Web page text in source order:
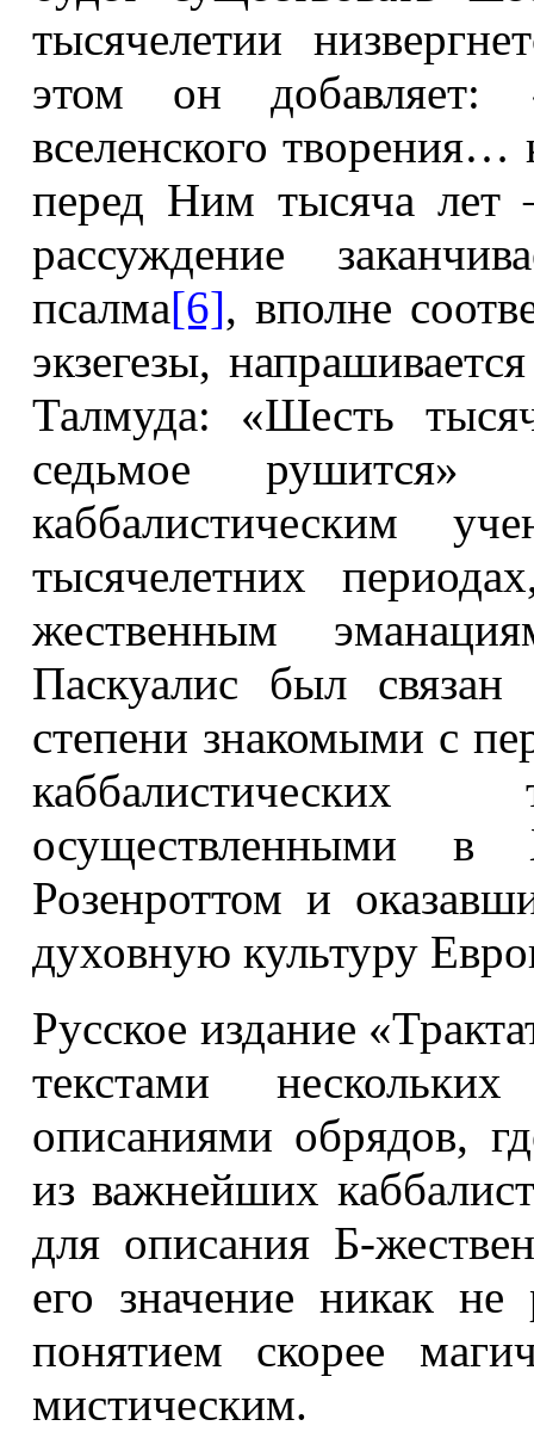
тысячелетии
этом он
вселенского
перед Ним тысяча лет
рассуждение
псалма[6], вполне
экзегезы,
Талмуда: «Шесть
седьмое
каббалистическим
тысячелетних
жественным
Паскуалис был
степени знакомыми с
осуществленными
Розенроттом и
духовную культуру
Русское издание
текстами
описаниями обрядов,
из важнейших
для описания Б-
его значение никак не
понятием скорее
мистическим.